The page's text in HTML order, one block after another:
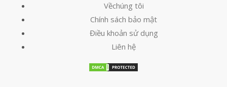
Vềchúng tôi
Chính sách bảo mật
Điều khoản sử dụng
Liên hệ